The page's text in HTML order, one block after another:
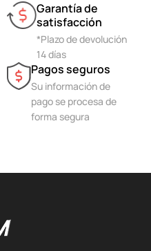
Garantía de
satisfacción
*Plazo de devolución
14 días
Pagos seguros
Su información de
pago se procesa de
forma segura